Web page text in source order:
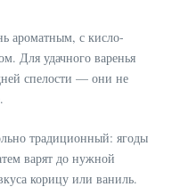
ароматным, с кисло-
Для удачного варенья
спелости — они не
традиционный: ягоды
варят до нужной
корицу или ваниль.